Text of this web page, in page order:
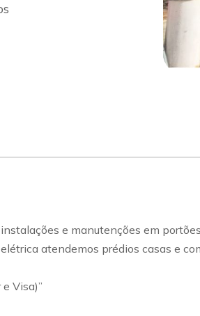
e manutenções em
atendemos prédios casas e
Visa)”